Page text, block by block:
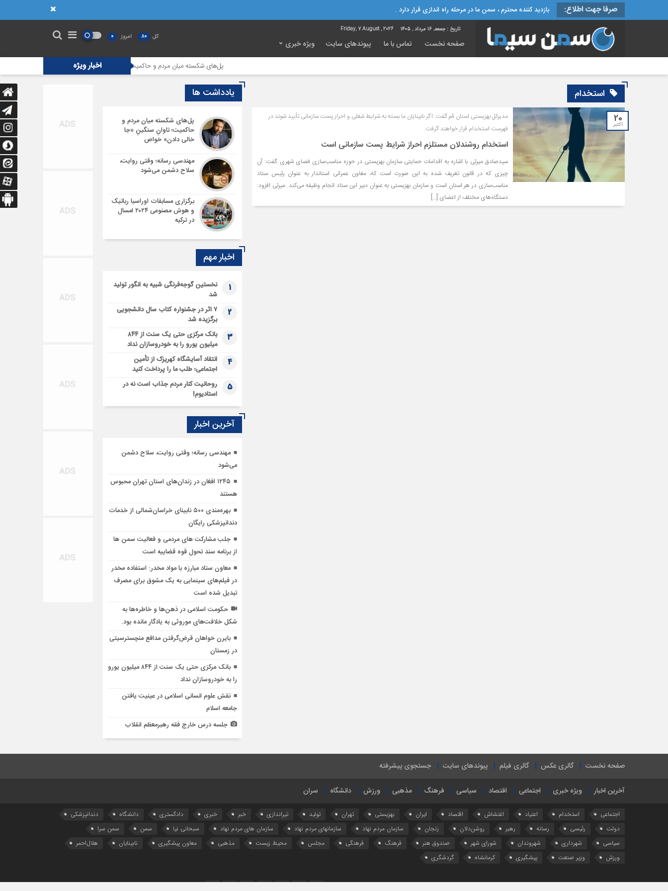
صرفا جهت اطلاع: بازدید کننده محترم ، سمن ما در مرحله راه اندازی قرار دارد .
تاریخ : جمعه, ۱۶ مرداد , ۱۴۰۵ Friday, 7 August , 2026
صفحه نخست تماس با ما پیوندهای سایت ویژه خبری
کل 80 امروز 0
اخبار ویژه
پل‌های شکسته میان مردم و حاکمیت؛ تاوانِ سنگینِ «جا خالی دادن» خواص
استخدام
20
اکتبر
مدیرکل بهزیستی استان قم گفت: اگر نابینایان ما بسته به شرایط شغلی و احراز پست سازمانی تأیید شوند در
فهرست استخدام قرار خواهند گرفت.
استخدام روشندلان مستلزم احراز شرایط پست سازمانی‌ است
سیدصادق میرئی با اشاره به اقدامات حمایتی سازمان بهزیستی در حوزه مناسب‌سازی فضای شهری گفت: آن
چیزی که در قانون تعریف شده به این صورت است که، معاون عمرانی استاندار به عنوان رئیس ستاد
مناسب‌سازی در هر استان است و سازمان بهزیستی به عنوان دبیر این ستاد انجام وظیفه می‌کند. میرئی افزود:
دستگاه‌های مختلف از اعضای […]
یادداشت ها
پل‌های شکسته میان مردم و
حاکمیت؛ تاوانِ سنگینِ «جا
خالی دادن» خواص
مهندسی رسانه؛ وقتی روایت،
سلاح دشمن می‌شود
برگزاری مسابقات اوراسیا رباتیک
و هوش مصنوعی ۲۰۲۴ امسال
در ترکیه
اخبار مهم
1
نخستین گوجه‌فرنگی شبیه به انگور تولید
شد
2
۷ اثر در جشنواره کتاب سال دانشجویی
برگزیده شد
3
بانک مرکزی حتی یک سنت از ۸۴۴
میلیون یورو را به خودروسازان نداد
4
انتقاد آسایشگاه کهریزک از تأمین
اجتماعی؛ طلب ما را پرداخت کنید
5
روحانیت کنار مردم جذاب است نه در
استادیوم!
آخرین اخبار
مهندسی رسانه؛ وقتی روایت، سلاح دشمن
می‌شود
۱۲۴۵ افغان در زندان‌های استان تهران محبوس
هستند
بهره‌مندی ۵۰۰ نابینای خراسان‌شمالی از خدمات
دندانپزشکی رایگان
جلب مشارکت های مردمی و فعالیت سمن ها
از برنامه سند تحول قوه قضاییه است
معاون ستاد مبارزه با مواد مخدر: استفاده مخدر
در فیلم‌های سینمایی به یک مشوق برای مصرف
تبدیل شده است
حکومت اسلامی در ذهن‌ها و خاطره‌ها به
شکل خلافت‌های موروثی به یادگار مانده بود.
بایرن خواهان قرض‌گرفتن مدافع منچسترسیتی
در زمستان
بانک مرکزی حتی یک سنت از ۸۴۴ میلیون یورو
را به خودروسازان نداد
نقش علوم انسانی اسلامی در عینیت یافتن
جامعه اسلام
جلسه درس خارج فقه رهبرمعظم انقلاب
صفحه نخست گالری عکس گالری فیلم پیوندهای سایت جستجوی پیشرفته
آخرین اخبار ویژه خبری اجتماعی اقتصاد سیاسی فرهنگ مذهبی ورزش دانشگاه سران
اجتماعی استخدام اعتیاد اغتشاش اقتصاد ایران بهزیستی تهران تولید تیراندازی خبر خبری دادگستری دانشگاه
دندانپزشکی
دولت
رئیسی رسانه رهبر روشن‌دلان زنجان سازمان مردم نهاد سازمانهای مردم نهاد سازمان های مردم نهاد سبحانی نیا سمن
سمن سرا
سیاسی
شهرداری شهروندان شورای شهر صندوق هنر فرهنگ فرهنگی مجلس محیط زیست مذهبی معاون پیشگیری نابینایان
هلال‌احمر
ورزش
وزیر صنعت پیشگیری کرمانشاه گردشگری